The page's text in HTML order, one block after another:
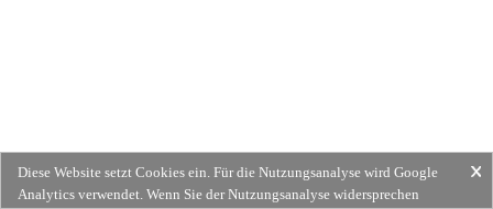
Diese Website setzt Cookies ein. Für die Nutzungsanalyse wird Google
Analytics verwendet. Wenn Sie der Nutzungsanalyse widersprechen